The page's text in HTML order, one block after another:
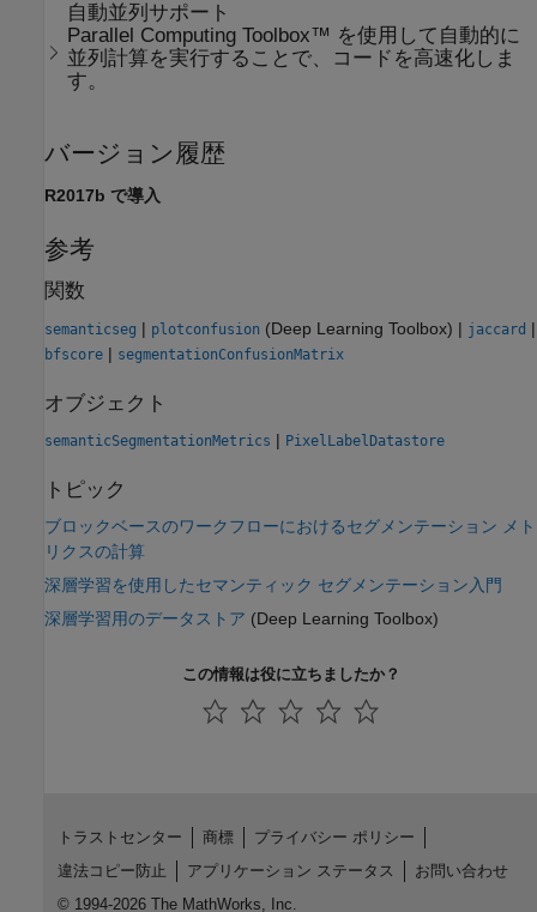
自動並列サポート
Parallel Computing Toolbox™ を使用して自動的に
並列計算を実行することで、コードを高速化しま
す。
バージョン履歴
R2017b で導入
参考
関数
semanticseg | plotconfusion (Deep Learning Toolbox) | jaccard |
bfscore | segmentationConfusionMatrix
オブジェクト
semanticSegmentationMetrics | PixelLabelDatastore
トピック
ブロックベースのワークフローにおけるセグメンテーション メト
リクスの計算
深層学習を使用したセマンティック セグメンテーション入門
深層学習用のデータストア (Deep Learning Toolbox)
この情報は役に立ちましたか？
トラストセンター 商標
プライバシー ポリシー
違法コピー防止
アプリケーション ステータス
お問い合わせ
© 1994-2026 The MathWorks, Inc.